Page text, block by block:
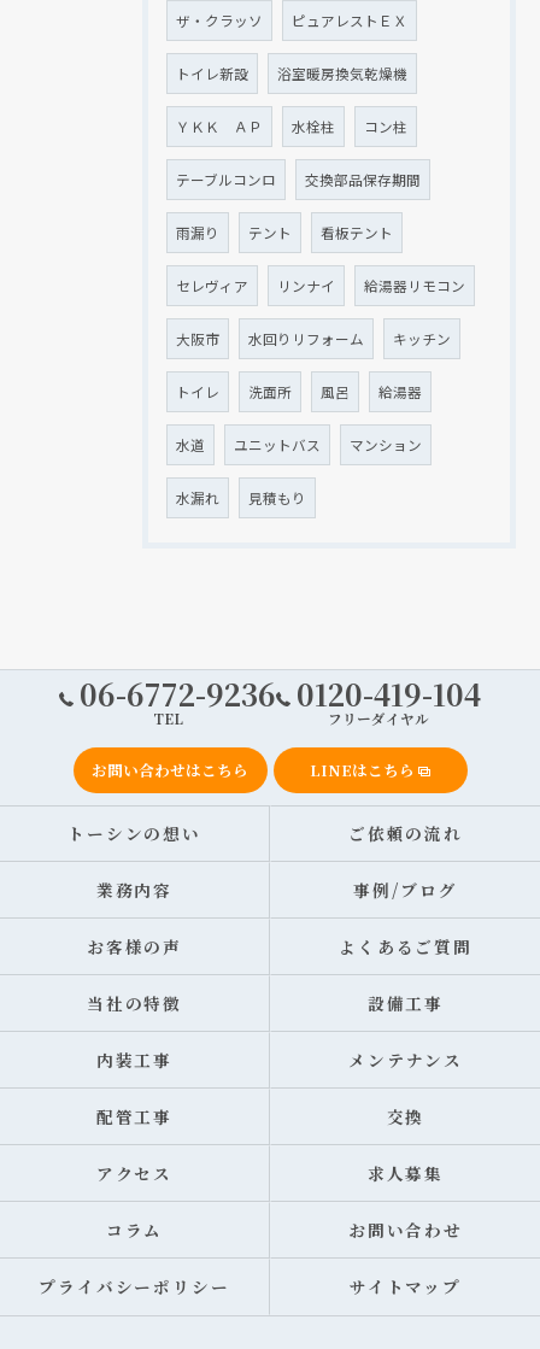
ザ・クラッソ ピュアレストＥＸ
トイレ新設 浴室暖房換気乾燥機
ＹＫＫ ＡＰ 水栓柱 コン柱
テーブルコンロ 交換部品保存期間
雨漏り テント 看板テント
セレヴィア リンナイ 給湯器リモコン
大阪市 水回りリフォーム キッチン
トイレ 洗面所 風呂 給湯器
水道 ユニットバス マンション
水漏れ 見積もり
06-6772-9236
TEL
0120-419-104
フリーダイヤル
お問い合わせはこちら LINEはこちら
トーシンの想い ご依頼の流れ
業務内容 事例/ブログ
お客様の声 よくあるご質問
当社の特徴 設備工事
内装工事 メンテナンス
配管工事 交換
アクセス 求人募集
コラム お問い合わせ
プライバシーポリシー サイトマップ